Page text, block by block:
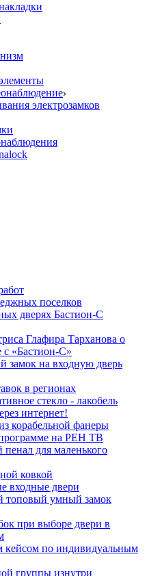
электрозамков
поселков
дверях Бастион-С
Глафира Тарханова о
с «Бастион-С»
замок на входную дверь
в регионах
стекло - лакобель
интернет!
корабельной фанеры
на РЕН ТВ
для маленького
ковкой
входные двери
топовый умный замок
при выборе двери в
кейсом по индивидуальным
группы изнутри